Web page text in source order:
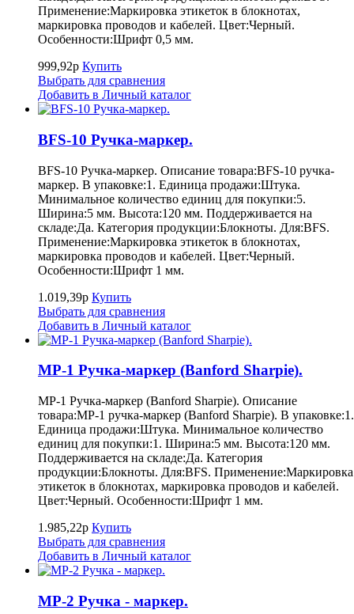
Применение:Маркировка этикеток в блокнотах,
маркировка проводов и кабелей. Цвет:Черный.
Особенности:Шрифт 0,5 мм.
999,92р Купить
Выбрать для сравнения
Добавить в Личный каталог
BFS-10 Ручка-маркер.
BFS-10 Ручка-маркер. Описание товара:BFS-10 ручка-
маркер. В упаковке:1. Единица продажи:Штука.
Минимальное количество единиц для покупки:5.
Ширина:5 мм. Высота:120 мм. Поддерживается на
складе:Да. Категория продукции:Блокноты. Для:BFS.
Применение:Маркировка этикеток в блокнотах,
маркировка проводов и кабелей. Цвет:Черный.
Особенности:Шрифт 1 мм.
1.019,39р Купить
Выбрать для сравнения
Добавить в Личный каталог
MP-1 Ручка-маркер (Banford Sharpie).
MP-1 Ручка-маркер (Banford Sharpie). Описание
товара:MP-1 ручка-маркер (Banford Sharpie). В упаковке:1.
Единица продажи:Штука. Минимальное количество
единиц для покупки:1. Ширина:5 мм. Высота:120 мм.
Поддерживается на складе:Да. Категория
продукции:Блокноты. Для:BFS. Применение:Маркировка
этикеток в блокнотах, маркировка проводов и кабелей.
Цвет:Черный. Особенности:Шрифт 1 мм.
1.985,22р Купить
Выбрать для сравнения
Добавить в Личный каталог
MP-2 Ручка - маркер.